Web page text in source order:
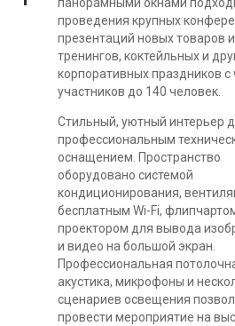
проведения крупных
презентаций новых товаров
тренингов, коктейльных и
корпоративных праздников с
участников до 140 человек.
Стильный, уютный интерьер
профессиональным
оснащением. Пространство
оборудовано системой
кондиционирования,
бесплатным Wi-Fi,
проектором для вывода
и видео на большой экран.
Профессиональная
акустика, микрофоны и
сценариев освещения
провести мероприятие на